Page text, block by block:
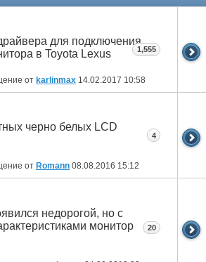
для подключения
в Toyota Lexus
от karlinmax 14.02.2017 10:58
1,555
черно белых LCD
от Romann 08.08.2016 15:12
4
недорогой, но с
монитор
20